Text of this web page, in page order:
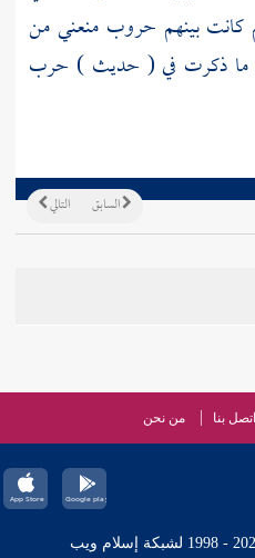
كانت بينهم حروب منعني من
ما ذكرت في ( حديث ) حرب
التالي السابق
اتصل بنا من نحن